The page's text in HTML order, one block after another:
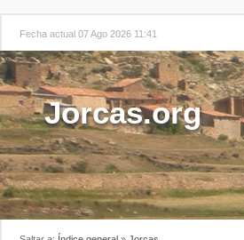
Fecha actual 07 Ago 2026 11:41
Jorcas.org